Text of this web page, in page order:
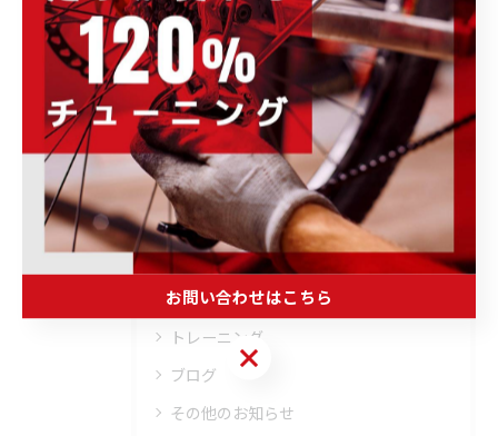
カテゴリー Categories
全てのカテゴリー
ロードバイク
メンテナンス
フィッティング
オーバーホール
トレーニング
ブログ
その他のお知らせ
お問い合わせはこちら
お問い合わせはこちら